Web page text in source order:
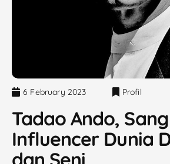
6 February 2023 Profil
Tadao Ando, Sang
Influencer Dunia